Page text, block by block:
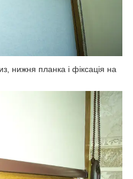
нижня планка і фіксація на